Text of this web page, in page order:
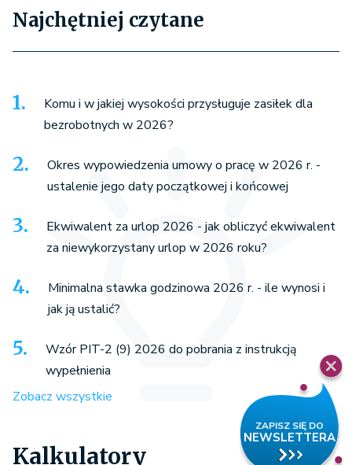
Najchętniej czytane
Komu i w jakiej wysokości przysługuje zasiłek dla
bezrobotnych w 2026?
Okres wypowiedzenia umowy o pracę w 2026 r. -
ustalenie jego daty początkowej i końcowej
Ekwiwalent za urlop 2026 - jak obliczyć ekwiwalent
za niewykorzystany urlop w 2026 roku?
Minimalna stawka godzinowa 2026 r. - ile wynosi i
jak ją ustalić?
Wzór PIT-2 (9) 2026 do pobrania z instrukcją
wypełnienia
Zobacz wszystkie
Kalkulatory